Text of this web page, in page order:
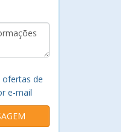
ofertas de
e-mail